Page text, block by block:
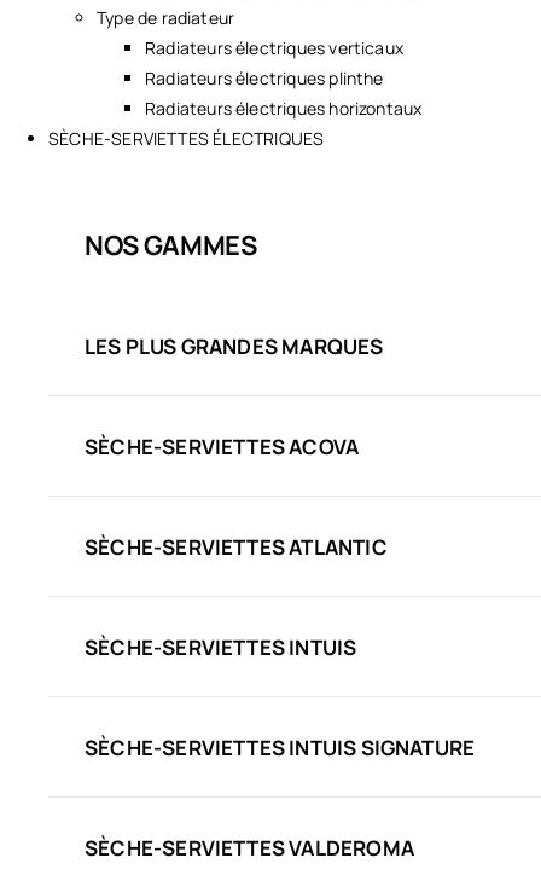
Type de radiateur
Radiateurs électriques verticaux
Radiateurs électriques plinthe
Radiateurs électriques horizontaux
SÈCHE-SERVIETTES ÉLECTRIQUES
NOS GAMMES
LES PLUS GRANDES MARQUES
SÈCHE-SERVIETTES ACOVA
SÈCHE-SERVIETTES ATLANTIC
SÈCHE-SERVIETTES INTUIS
SÈCHE-SERVIETTES INTUIS SIGNATURE
SÈCHE-SERVIETTES VALDEROMA